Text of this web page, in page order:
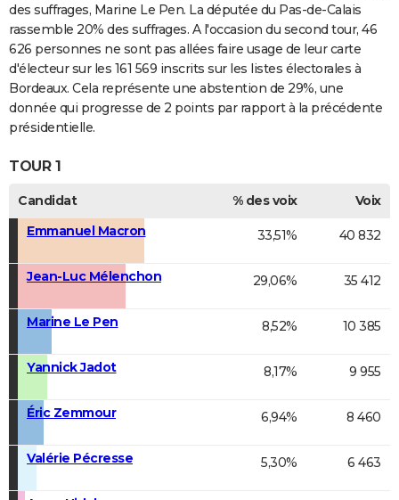
des suffrages, Marine Le Pen. La députée du Pas-de-Calais
rassemble 20% des suffrages. A l'occasion du second tour, 46
626 personnes ne sont pas allées faire usage de leur carte
d'électeur sur les 161 569 inscrits sur les listes électorales à
Bordeaux. Cela représente une abstention de 29%, une
donnée qui progresse de 2 points par rapport à la précédente
présidentielle.
TOUR 1
Candidat % des voix
Voix
Emmanuel Macron
33,51% 40 832
Jean-Luc Mélenchon 29,06% 35 412
Marine Le Pen 8,52% 10 385
Yannick Jadot 8,17% 9 955
Éric Zemmour 6,94% 8 460
Valérie Pécresse 5,30% 6 463